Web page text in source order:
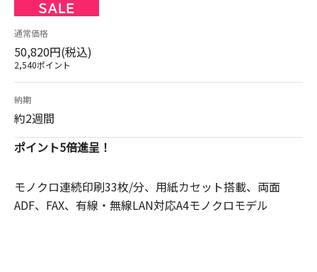
通常価格
50,820円(税込)
2,540ポイント
納期
約2週間
ポイント5倍進呈！
モノクロ連続印刷33枚/分、用紙カセット搭載、両面
ADF、FAX、有線・無線LAN対応A4モノクロモデル